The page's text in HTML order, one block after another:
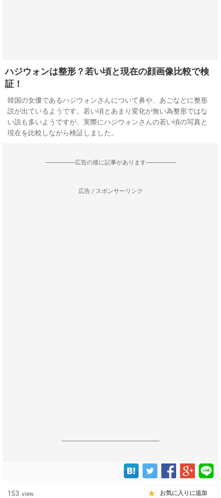
ハジウォンは整形？若い頃と現在の顔画像比較で検
証！
韓国の女優であるハジウォンさんについて鼻や、あごなどに整形
説が出ているようです。若い頃とあまり変化が無い為整形ではな
い説も多いようですが、実際にハジウォンさんの若い頃の写真と
現在を比較しながら検証しました。
--------------------広告の後に記事があります--------------------
広告 / スポンサーリンク
------------------------------------------------------------------
153 view お気に入りに追加